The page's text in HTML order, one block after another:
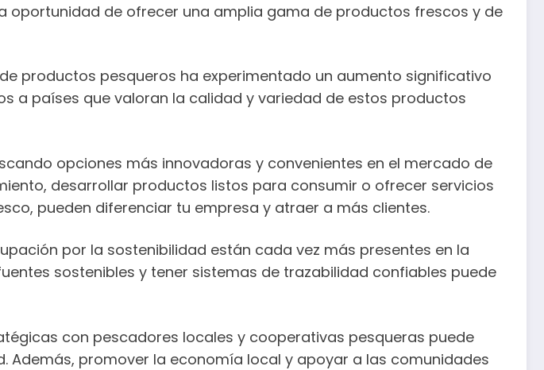
oportunidad de ofrecer una amplia gama de productos frescos y de
productos pesqueros ha experimentado un aumento significativo
a países que valoran la calidad y variedad de estos productos
opciones más innovadoras y convenientes en el mercado de
desarrollar productos listos para consumir o ofrecer servicios
pueden diferenciar tu empresa y atraer a más clientes.
por la sostenibilidad están cada vez más presentes en la
sostenibles y tener sistemas de trazabilidad confiables puede
con pescadores locales y cooperativas pesqueras puede
promover la economía local y apoyar a las comunidades